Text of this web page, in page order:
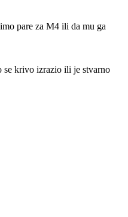
pare za M4 ili da mu ga
se krivo izrazio ili je stvarno